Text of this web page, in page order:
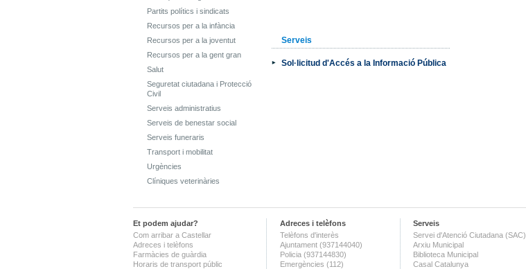
Partits polítics i sindicats
Recursos per a la infància
Recursos per a la joventut
Recursos per a la gent gran
Salut
Seguretat ciutadana i Protecció
Civil
Serveis administratius
Serveis de benestar social
Serveis funeraris
Transport i mobilitat
Urgències
Clíniques veterinàries
Serveis
Sol·licitud d'Accés a la Informació Pública
Et podem ajudar?
Com arribar a Castellar
Adreces i telèfons
Farmàcies de guàrdia
Horaris de transport públic
Adreces i telèfons
Telèfons d'interès
Ajuntament (937144040)
Policia (937144830)
Emergències (112)
Serveis
Servei d'Atenció Ciutadana (SAC)
Arxiu Municipal
Biblioteca Municipal
Casal Catalunya